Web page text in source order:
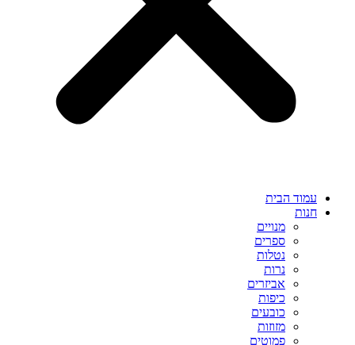
עמוד הבית
חנות
מנויים
ספרים
נטלות
נרות
אביזרים
כיפות
כובעים
מזוזות
פמוטים